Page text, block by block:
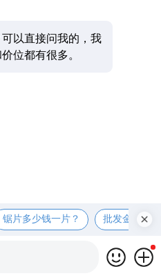
以直接问我的，我
位都有很多。
锯片多少钱一片？ 批发金刚石